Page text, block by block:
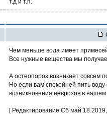
Чем меньше вода имеет
Все нужные вещества мы
А остеопороз возникает совсем
Но если вам спокойней пить
возникновения неврозов в
[ Редактирование Сб май 18